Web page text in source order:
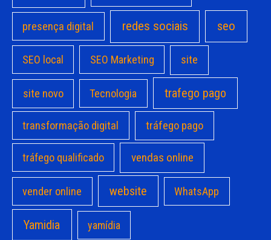
presença digital redes sociais seo
SEO local SEO Marketing site
site novo Tecnologia trafego pago
transformação digital tráfego pago
tráfego qualificado vendas online
vender online website WhatsApp
Yamidia yamídia